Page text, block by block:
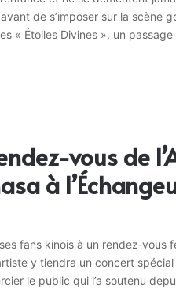
de s’imposer sur la scène
« Étoiles Divines », un
vous de
à
fans kinois à un
y tiendra un concert
le public qui l’a soutenu